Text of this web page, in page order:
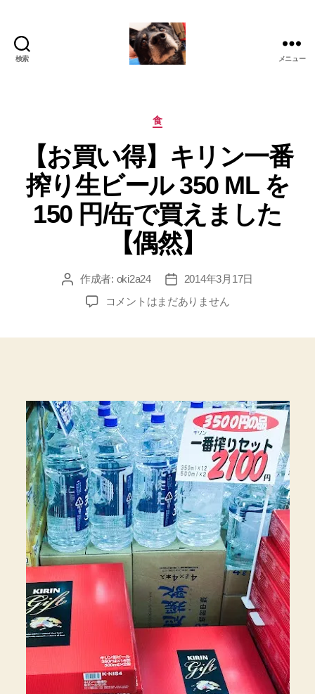
検索 メニュー
カ
ー
食
【お買い得】キリン一番
搾り生ビール 350 ML を
150 円/缶で買えました
【偶然】
投 作成者: oki2a24
投
稿
日
2014年3月17日
【お
一
番
搾
り
生
ビ
ー
ル
350
ML
を
150
え
ま
し
コメントはまだありません